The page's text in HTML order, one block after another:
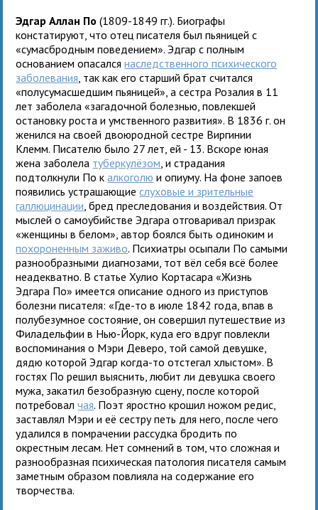
Эдгар Аллан По(1809-1849 гг.). Биографы
констатируют, что отец писателя был пьяницей с
«сумасбродным поведением». Эдгар с полным
основанием опасалсянаследственного психического
заболевания , так как его старший брат считался
«полусумасшедшим пьяницей», а сестра Розалия в 11
лет заболела «загадочной болезнью, повлекшей
остановку роста и умственного развития». В 1836 г. он
женился на своей двоюродной сестре Виргинии
Клемм. Писателю было 27 лет, ей - 13. Вскоре юная
жена заболела туберкулёзом , и страдания
подтолкнули По калкоголю и опиуму. На фоне запоев
появились устрашающиеслуховые и зрительные
галлюцинации , бред преследования и воздействия. От
мыслей о самоубийстве Эдгара отговаривал призрак
«женщины в белом», автор боялся быть одиноким и
похороненным заживо. Психиатры осыпали По самыми
разнообразными диагнозами, тот вёл себя всё более
неадекватно. В статье Хулио Кортасара «Жизнь
Эдгара По» имеется описание одного из приступов
болезни писателя: «Где-то в июле 1842 года, впав в
полубезумное состояние, он совершил путешествие из
Филадельфии в Нью-Йорк, куда его вдруг повлекли
воспоминания о Мэри Деверо, той самой девушке,
дядю которой Эдгар когда-то отстегал хлыстом». В
гостях По решил выяснить, любит ли девушка своего
мужа, закатил безобразную сцену, после которой
потребовалчая. Поэт яростно крошил ножом редис,
заставлял Мэри и её сестру петь для него, после чего
удалился в помрачении рассудка бродить по
окрестным лесам. Нет сомнений в том, что сложная и
разнообразная психическая патология писателя самым
заметным образом повлияла на содержание его
творчества.